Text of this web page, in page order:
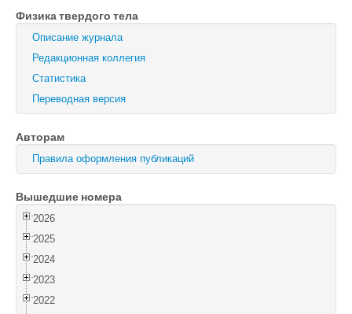
Журнал технической физики
Письма в Журнал технической физики
Физика твердого тела
Физика и техника полупроводников
Оптика и спектроскопия
Поиск
Войти
Физика твердого тела
Описание журнала
Редакционная коллегия
Статистика
Переводная версия
Авторам
Правила оформления публикаций
Вышедшие номера
2026
2025
2024
2023
2022